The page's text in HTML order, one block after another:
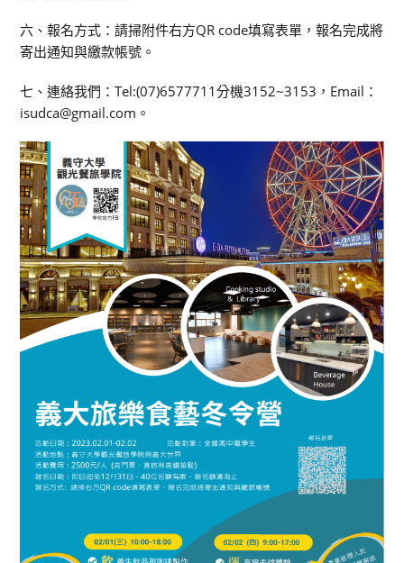
六、報名方式：請掃附件右方QR code填寫表單，報名完成將
寄出通知與繳款帳號。
七、連絡我們：Tel:(07)6577711分機3152~3153，Email：
isudca@gmail.com。